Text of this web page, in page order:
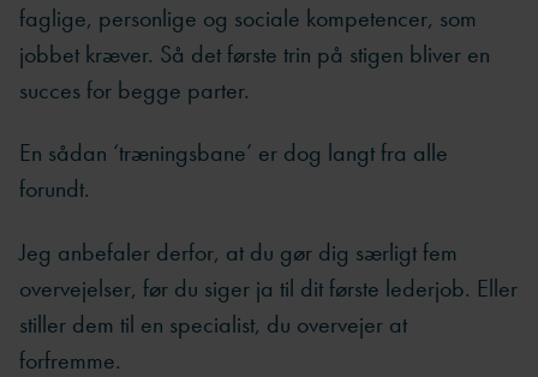
faglige, personlige og sociale kompetencer, som
jobbet kræver. Så det første trin på stigen bliver en
succes for begge parter.
En sådan ‘træningsbane’ er dog langt fra alle
forundt.
Jeg anbefaler derfor, at du gør dig særligt️ fem
overvejelser, før du siger ja til dit første lederjob. Eller
stiller dem til en specialist, du overvejer at
forfremme.